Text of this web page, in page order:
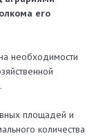
его
необходимости
площадей и
количества